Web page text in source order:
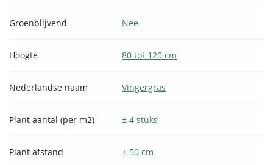
Groenblijvend Nee
Hoogte 80 tot 120 cm
Nederlandse naam Vingergras
Plant aantal (per m2) ± 4 stuks
Plant afstand ± 50 cm